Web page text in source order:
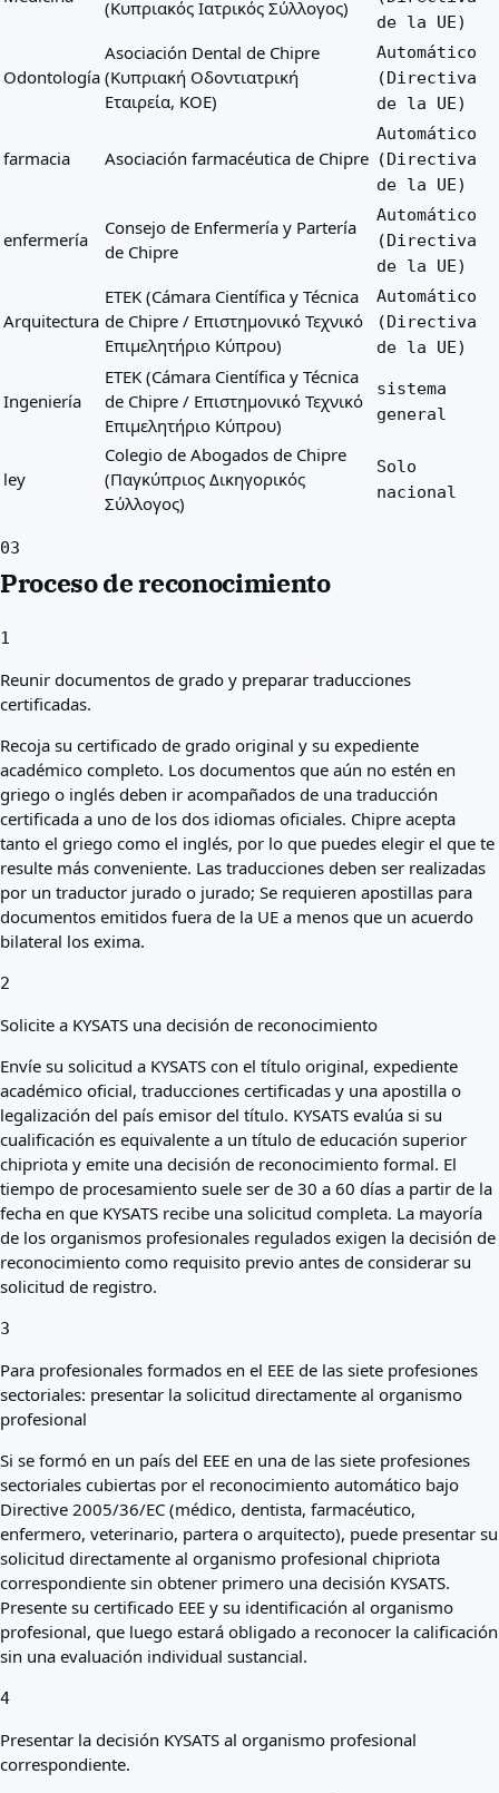
(Κυπριακός Ιατρικός Σύλλογος)
de la UE)
Odontología
Asociación Dental de Chipre
(Κυπριακή Οδοντιατρική
Εταιρεία, ΚΟΕ)
Automático
(Directiva
de la UE)
farmacia Asociación farmacéutica de Chipre
Automático
(Directiva
de la UE)
enfermería
Consejo de Enfermería y Partería
de Chipre
Automático
(Directiva
de la UE)
Arquitectura
ETEK (Cámara Científica y Técnica
de Chipre / Επιστημονικό Τεχνικό
Επιμελητήριο Κύπρου)
Automático
(Directiva
de la UE)
Ingeniería
ETEK (Cámara Científica y Técnica
de Chipre / Επιστημονικό Τεχνικό
Επιμελητήριο Κύπρου)
sistema
general
ley
Colegio de Abogados de Chipre
(Παγκύπριος Δικηγορικός
Σύλλογος)
Solo
nacional
03
Proceso de reconocimiento
1
Reunir documentos de grado y preparar traducciones
certificadas.
Recoja su certificado de grado original y su expediente
académico completo. Los documentos que aún no estén en
griego o inglés deben ir acompañados de una traducción
certificada a uno de los dos idiomas oficiales. Chipre acepta
tanto el griego como el inglés, por lo que puedes elegir el que te
resulte más conveniente. Las traducciones deben ser realizadas
por un traductor jurado o jurado; Se requieren apostillas para
documentos emitidos fuera de la UE a menos que un acuerdo
bilateral los exima.
2
Solicite a KYSATS una decisión de reconocimiento
Envíe su solicitud a KYSATS con el título original, expediente
académico oficial, traducciones certificadas y una apostilla o
legalización del país emisor del título. KYSATS evalúa si su
cualificación es equivalente a un título de educación superior
chipriota y emite una decisión de reconocimiento formal. El
tiempo de procesamiento suele ser de 30 a 60 días a partir de la
fecha en que KYSATS recibe una solicitud completa. La mayoría
de los organismos profesionales regulados exigen la decisión de
reconocimiento como requisito previo antes de considerar su
solicitud de registro.
3
Para profesionales formados en el EEE de las siete profesiones
sectoriales: presentar la solicitud directamente al organismo
profesional
Si se formó en un país del EEE en una de las siete profesiones
sectoriales cubiertas por el reconocimiento automático bajo
Directive 2005/36/EC (médico, dentista, farmacéutico,
enfermero, veterinario, partera o arquitecto), puede presentar su
solicitud directamente al organismo profesional chipriota
correspondiente sin obtener primero una decisión KYSATS.
Presente su certificado EEE y su identificación al organismo
profesional, que luego estará obligado a reconocer la calificación
sin una evaluación individual sustancial.
4
Presentar la decisión KYSATS al organismo profesional
correspondiente.